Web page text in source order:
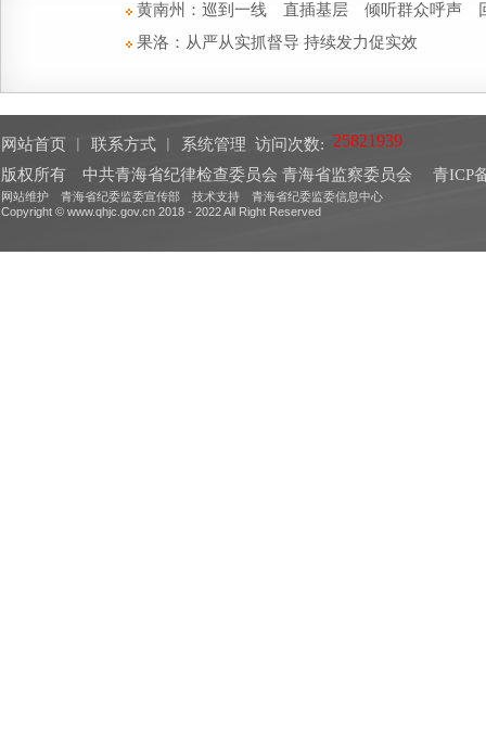
黄南州：巡到一线 直插基层 倾听群众呼声
果洛：从严从实抓督导 持续发力促实效
网站首页 联系方式 系统管理 访问次数:
版权所有 中共青海省纪律检查委员会 青海省监察委员会
青ICP
网站维护 青海省纪委监委宣传部 技术支持 青海省纪委监委信息中心
Copyright © www.qhjc.gov.cn 2018 - 2022 All Right Reserved